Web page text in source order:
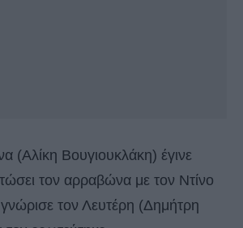
(Αλίκη Βουγιουκλάκη) έγινε
τον αρραβώνα με τον Ντίνο
τον Λευτέρη (Δημήτρη